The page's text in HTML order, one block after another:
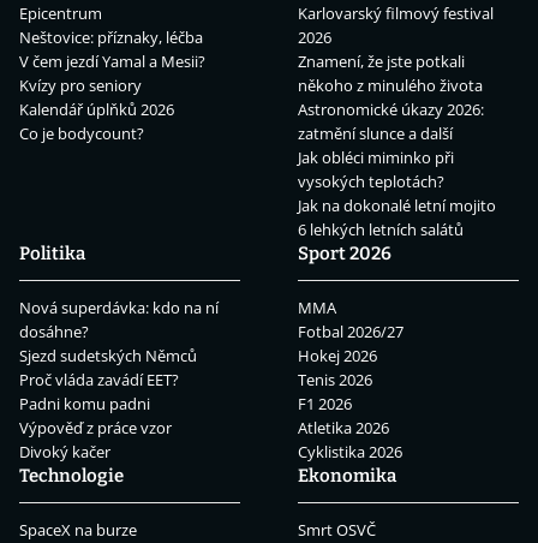
Epicentrum
Neštovice: příznaky, léčba
V čem jezdí Yamal a Mesii?
Kvízy pro seniory
Kalendář úplňků 2026
Co je bodycount?
Karlovarský filmový festival
2026
Znamení, že jste potkali
někoho z minulého života
Astronomické úkazy 2026:
zatmění slunce a další
Jak obléci miminko při
vysokých teplotách?
Jak na dokonalé letní mojito
6 lehkých letních salátů
Politika
Nová superdávka: kdo na ní
dosáhne?
Sjezd sudetských Němců
Proč vláda zavádí EET?
Padni komu padni
Výpověď z práce vzor
Divoký kačer
Sport 2026
MMA
Fotbal 2026/27
Hokej 2026
Tenis 2026
F1 2026
Atletika 2026
Cyklistika 2026
Technologie
SpaceX na burze
Ekonomika
Smrt OSVČ